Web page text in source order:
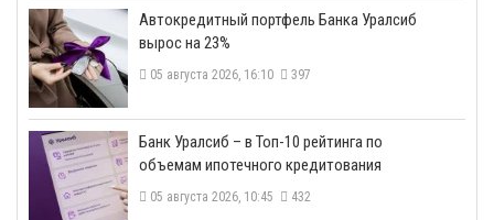
​Автокредитный портфель Банка Уралсиб
вырос на 23%
05 августа 2026, 16:10 397
​Банк Уралсиб – в Топ-10 рейтинга по
объемам ипотечного кредитования
05 августа 2026, 10:45 432